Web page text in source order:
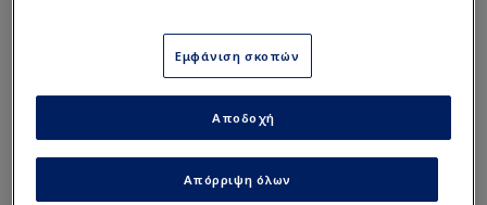
Ηλιόπουλο για μεγάλη
μεταγραφή - Μυστήριο
Γιάρεμτσουκ!
Εμφάνιση σκοπών
Απόρριψη όλων
Αποδοχή